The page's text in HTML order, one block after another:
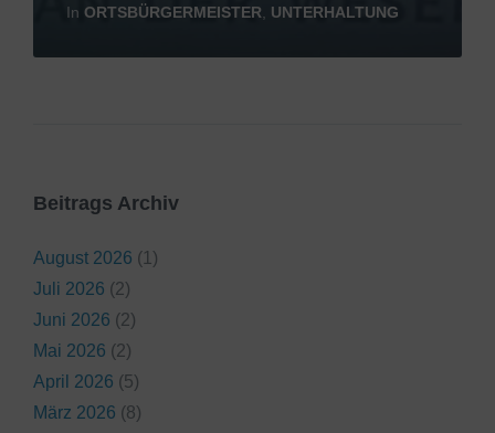
In ORTSBÜRGERMEISTER, UNTERHALTUNG
Beitrags Archiv
August 2026 (1)
Juli 2026 (2)
Juni 2026 (2)
Mai 2026 (2)
April 2026 (5)
März 2026 (8)